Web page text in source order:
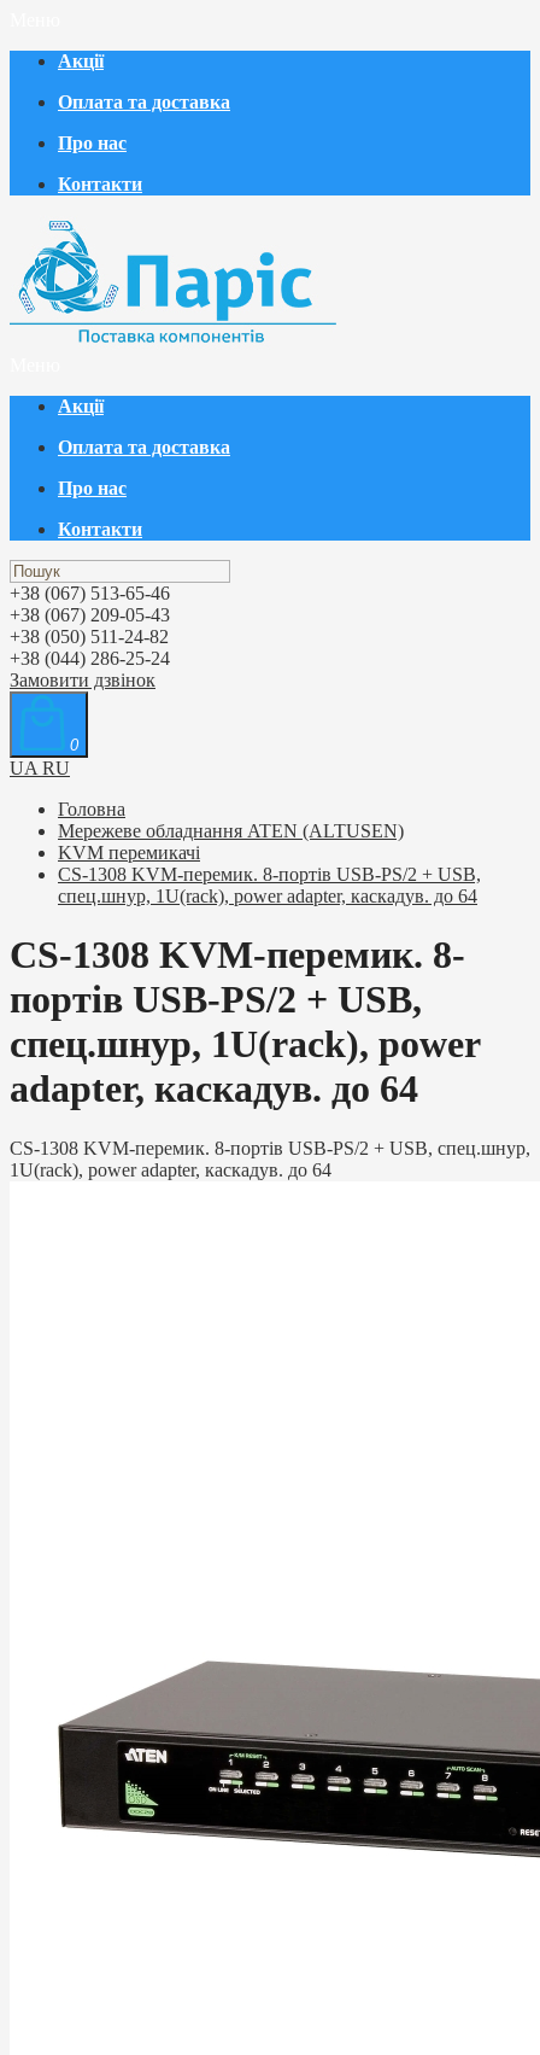
Акції
Оплата та доставка
Про нас
Контакти
Акції
Оплата та доставка
Про нас
Контакти
+38 (067) 513-65-46
+38 (067) 209-05-43
+38 (050) 511-24-82
+38 (044) 286-25-24
Замовити дзвінок
0
UA RU
Головна
Мережеве обладнання ATEN (ALTUSEN)
KVM перемикачі
CS-1308 KVM-перемик. 8-портів USB-PS/2 + USB,
спец.шнур, 1U(rack), power adapter, каскадув. до 64
CS-1308 KVM-перемик. 8-
портів USB-PS/2 + USB,
спец.шнур, 1U(rack), power
adapter, каскадув. до 64
CS-1308 KVM-перемик. 8-портів USB-PS/2 + USB, спец.шнур,
1U(rack), power adapter, каскадув. до 64